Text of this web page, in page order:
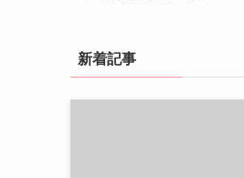
新着記事